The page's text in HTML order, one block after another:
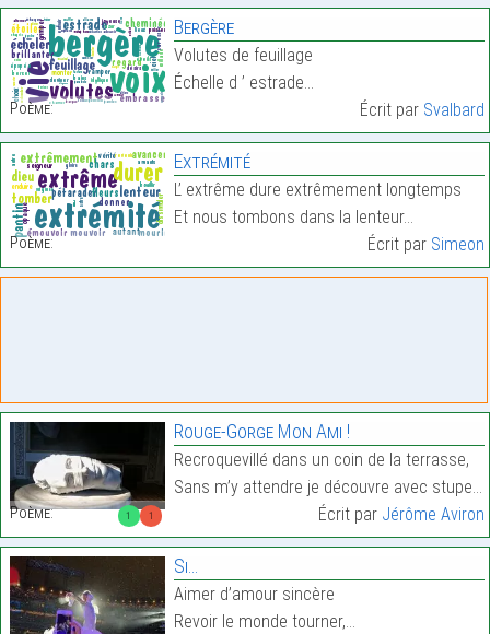
Poème:
Bergère
Volutes de feuillage
Échelle d ’ estrade…
Écrit par Svalbard
Poème:
Extrémité
L’ extrême dure extrêmement longtemps
Et nous tombons dans la lenteur…
Écrit par Simeon
1 1
Poème:
Rouge-Gorge Mon Ami !
Recroquevillé dans un coin de la terrasse,
Sans m’y attendre je découvre avec stupeur…
Écrit par Jérôme Aviron
Si…
Aimer d’amour sincère
Revoir le monde tourner,…